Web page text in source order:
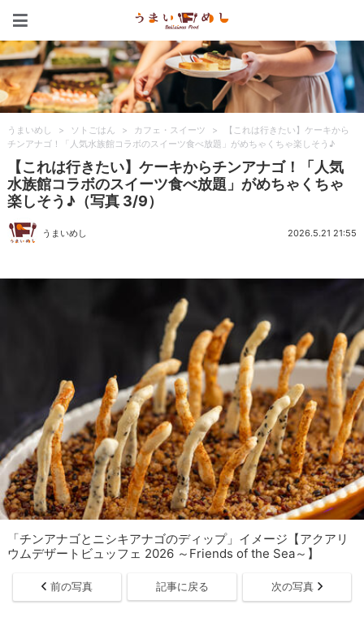
うまいめし > ソトごはん > カフェ・スイーツ >
【これは行きたい】ケーキから
チンアナゴ！「人気水族館コラボのスイーツ食べ放題」がめちゃくちゃ楽しそう♪
【これは行きたい】ケーキからチンアナゴ！「人気
水族館コラボのスイーツ食べ放題」がめちゃくちゃ
楽しそう♪（写真 3/9）
うまいめし 2026.5.21 21:55
「チンアナゴとニシキアナゴのディップ」イメージ【アクアリ
ウムデザートビュッフェ 2026 ～Friends of the Sea～】
前の写真 記事に戻る 次の写真